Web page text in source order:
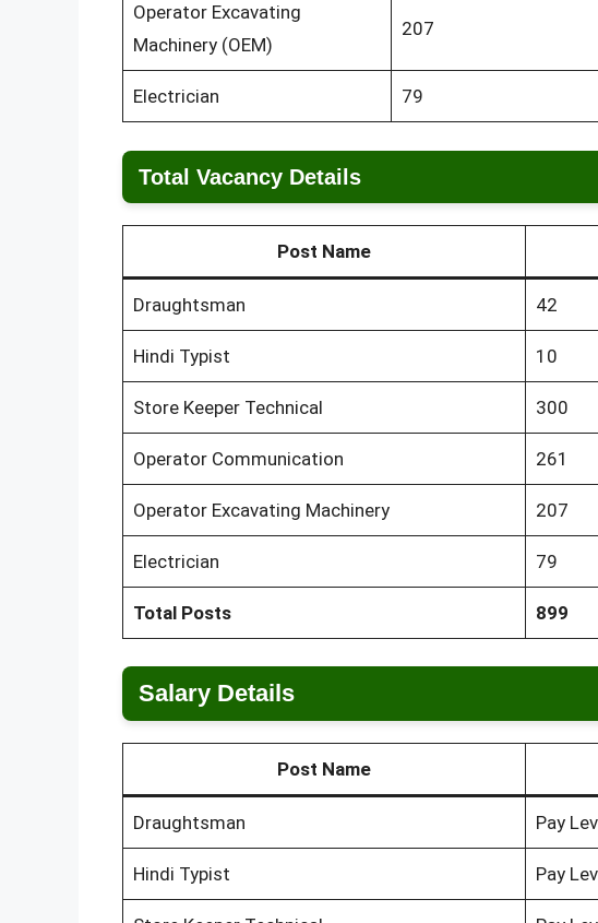
Operator Excavating
Machinery (OEM)
207
Electrician 79
Total Vacancy Details
Post Name
Draughtsman 42
Hindi Typist 10
Store Keeper Technical 300
Operator Communication 261
Operator Excavating Machinery 207
Electrician 79
Total Posts 899
Salary Details
Post Name
Draughtsman Pay
Hindi Typist Pay